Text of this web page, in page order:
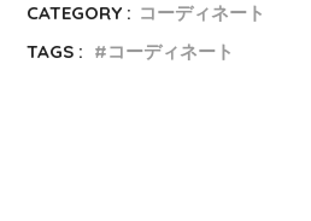
CATEGORY : コーディネート
TAGS :
コーディネート